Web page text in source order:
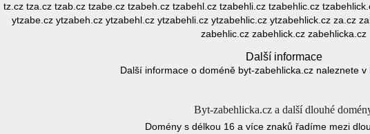
tz.cz tza.cz tzab.cz tzabe.cz tzabeh.cz tzabehl.cz tzabehli.cz tzabehlic.cz
ytzabe.cz ytzabeh.cz ytzabehl.cz ytzabehli.cz ytzabehlic.cz ytzabehlick.cz za.cz
zabehlic.cz zabehlick.cz zabehlicka.cz
Další informace
Další informace o doméně byt-zabehlicka.cz naleznete v
Byt-zabehlicka.cz a další dlouhé
Domény s délkou 16 a více znaků řadíme mezi